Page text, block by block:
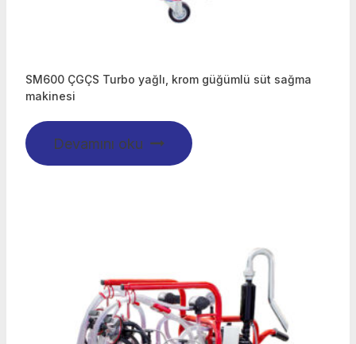
SM600 ÇGÇS Turbo yağlı, krom güğümlü süt sağma
makinesi
Devamını oku